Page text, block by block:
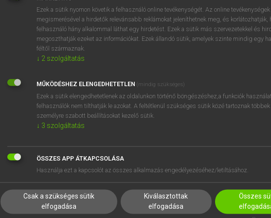
BELÉPÉS
próbaverziójának elindításához
regisztrálok ésbelépek.
REGISZTRÁCIÓ
EGYÉNI FELHASZNÁLÓKNAK
TANULÓKNAK
VÁLLALATI MEGOLDÁSOK
SÚGÓ
RÓLUNK
SÜTI BEÁLLÍTÁSOK
Ezek a sütik nyomon követik a felhasználó online tevékenységét. Az online tevékenységek
megismerésével a hirdetők relevánsabb reklámokat jeleníthetnek meg, és korlátozhatják,
felhasználó hány alkalommal láthat egy hirdetést. Ezek a sütik más szervezetekkel és
megoszthatják ezeket az információkat. Ezek állandó sütik, amelyek szinte mindig egy
féltől származnak.
↓ 2 szolgáltatás
MŰKÖDÉSHEZ ELENGEDHETETLEN (mindig szükséges)
Ezek a sütik elengedhetetlenek az oldalunkon történő böngészéshez,a funkciók
felhasználók nem tilthatják le azokat. A feltétlenül szükséges sütik közé tartoznak többek
személyre szabott beállításokat kezelő sütik.
↓ 3 szolgáltatás
ÖSSZES APP ÁTKAPCSOLÁSA
Használja ezt a kapcsolót az összes alkalmazás engedélyezéséhez/letiltásához.
Csak a szükséges sütik
elfogadása
Kiválasztottak
elfogadása
Összes